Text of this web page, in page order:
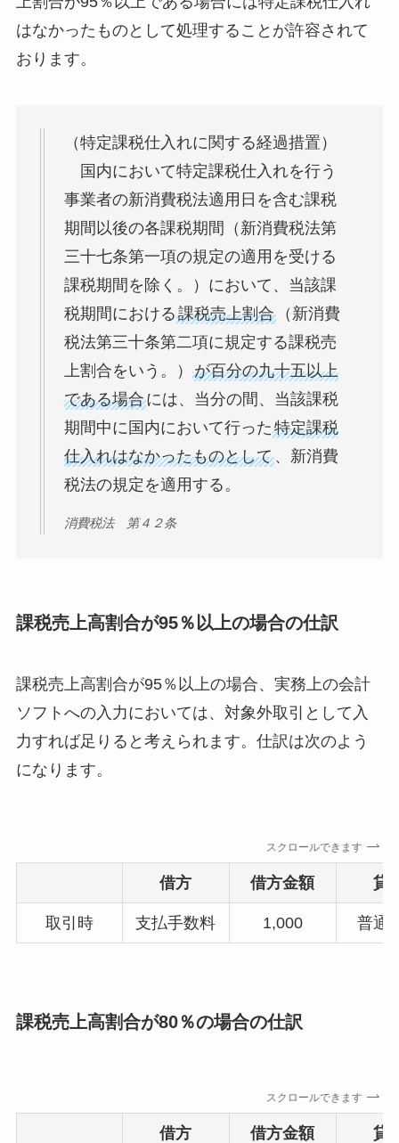
はなかったものとして処理することが許容されて
おります。
（特定課税仕入れに関する経過措置）
国内において特定課税仕入れを行う
事業者の新消費税法適用日を含む課税
期間以後の各課税期間（新消費税法第
三十七条第一項の規定の適用を受ける
課税期間を除く。）において、当該課
税期間における課税売上割合（新消費
税法第三十条第二項に規定する課税売
上割合をいう。） が百分の九十五以上
である場合には、当分の間、当該課税
期間中に国内において行った特定課税
仕入れはなかったものとして、新消費
税法の規定を適用する。
消費税法 第４２条
課税売上高割合が95％以上の場合の仕訳
課税売上高割合が95％以上の場合、実務上の会計
ソフトへの入力においては、対象外取引として入
力すれば足りると考えられます。仕訳は次のよう
になります。
スクロールできます
借方 借方金額 貸
取引時 支払手数料 1,000 普通
課税売上高割合が80％の場合の仕訳
スクロールできます
借方 借方金額 貸